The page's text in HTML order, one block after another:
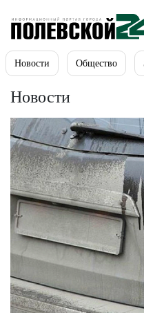
Новости Общество
Новости